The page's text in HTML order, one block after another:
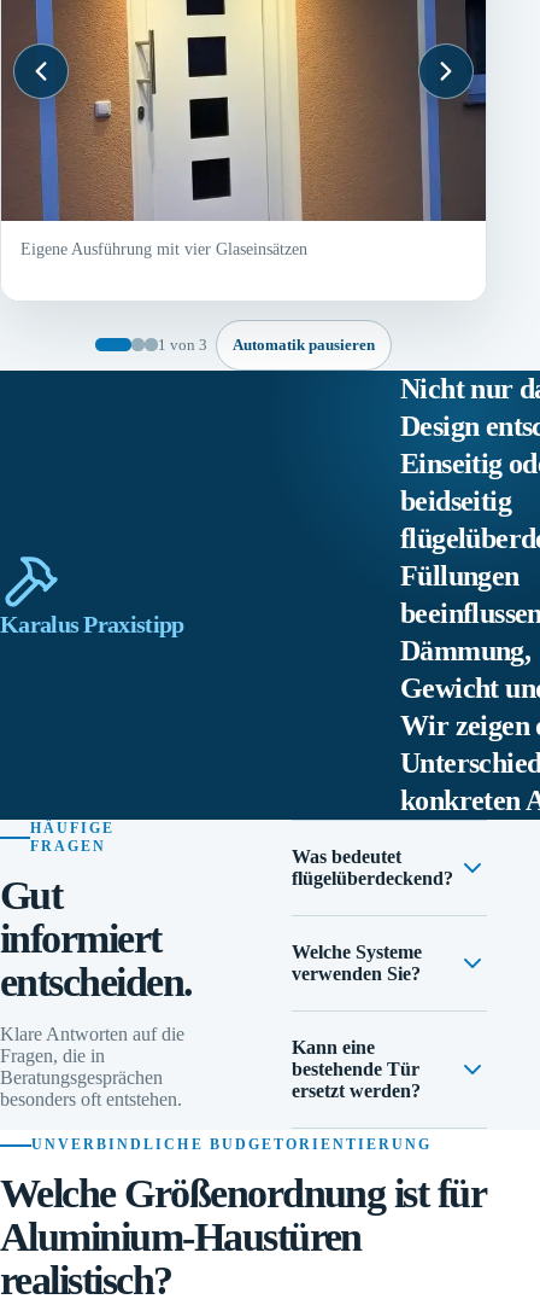
Eigene Ausführung mit vier Glaseinsätzen
1 von 3 Automatik pausieren
Karalus Praxistipp
Nicht nur
Design
Einseitig
beidseitig
Füllungen
Dämmung,
Gewicht
Wir zeigen
konkreten
HÄUFIGE
FRAGEN
Gut
informiert
entscheiden.
Klare Antworten auf die
Fragen, die in
Beratungsgesprächen
besonders oft entstehen.
Was bedeutet
flügelüberdeckend?
Welche Systeme
verwenden Sie?
Kann eine
bestehende Tür
ersetzt werden?
UNVERBINDLICHE BUDGETORIENTIERUNG
Welche Größenordnung ist für
Aluminium-Haustüren
realistisch?